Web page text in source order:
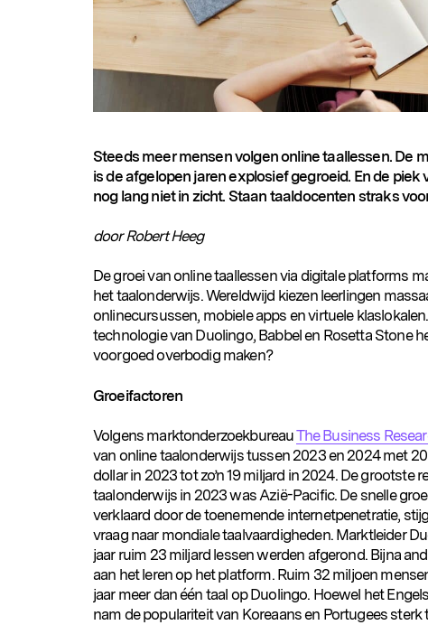
Steeds meer mensen volgen online taallessen. De
is de afgelopen jaren explosief gegroeid. En de piek
nog lang niet in zicht. Staan taaldocenten straks
door Robert Heeg
De groei van online taallessen via digitale platforms
het taalonderwijs. Wereldwijd kiezen leerlingen
onlinecursussen, mobiele apps en virtuele
technologie van Duolingo, Babbel en Rosetta Stone
voorgoed overbodig maken?
Groeifactoren
Volgens marktonderzoekbureauThe Business
van online taalonderwijs tussen 2023 en 2024 met
dollar in 2023 tot zo’n 19 miljard in 2024. De grootste
taalonderwijs in 2023 was Azië-Pacific. De snelle
verklaard door de toenemende internetpenetratie,
vraag naar mondiale taalvaardigheden. Marktleider
jaar ruim 23 miljard lessen werden afgerond. Bijna
aan het leren op het platform. Ruim 32 miljoen
jaar meer dan één taal op Duolingo. Hoewel het
nam de populariteit van Koreaans en Portugees sterk